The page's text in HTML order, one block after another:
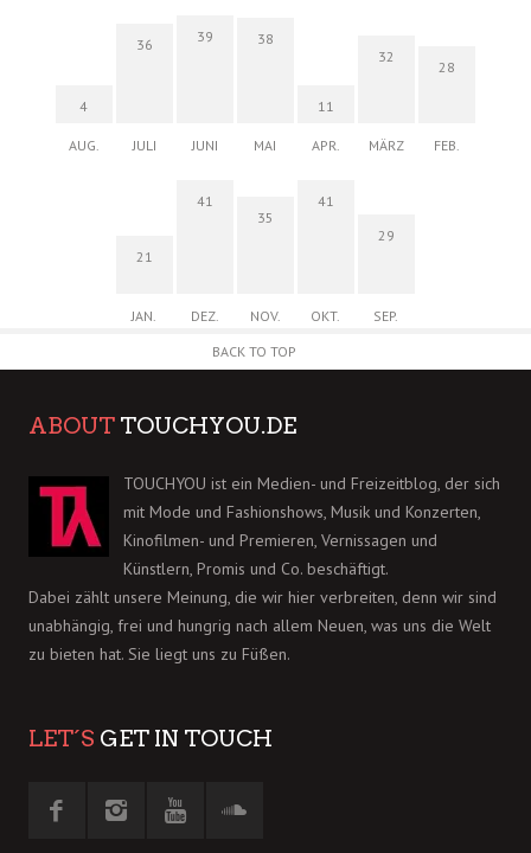
4
AUG.
36
JULI
39
JUNI
38
MAI
11
APR.
32
MÄRZ
28
FEB.
21
JAN.
41
DEZ.
35
NOV.
41
OKT.
29
SEP.
BACK TO TOP
ABOUT TOUCHYOU.DE
TOUCHYOU ist ein Medien- und Freizeitblog, der sich
mit Mode und Fashionshows, Musik und Konzerten,
Kinofilmen- und Premieren, Vernissagen und
Künstlern, Promis und Co. beschäftigt.
Dabei zählt unsere Meinung, die wir hier verbreiten, denn wir sind
unabhängig, frei und hungrig nach allem Neuen, was uns die Welt
zu bieten hat. Sie liegt uns zu Füßen.
LET´S GET IN TOUCH